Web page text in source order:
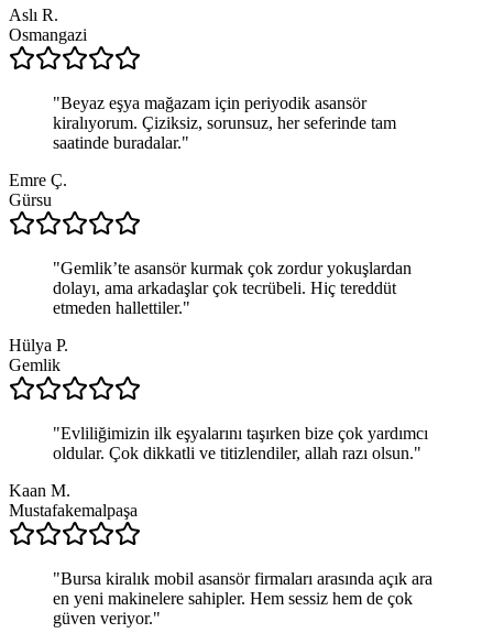
Aslı R.
Osmangazi
"Beyaz eşya mağazam için periyodik asansör
kiralıyorum. Çiziksiz, sorunsuz, her seferinde tam
saatinde buradalar."
Emre Ç.
Gürsu
"Gemlik’te asansör kurmak çok zordur yokuşlardan
dolayı, ama arkadaşlar çok tecrübeli. Hiç tereddüt
etmeden hallettiler."
Hülya P.
Gemlik
"Evliliğimizin ilk eşyalarını taşırken bize çok yardımcı
oldular. Çok dikkatli ve titizlendiler, allah razı olsun."
Kaan M.
Mustafakemalpaşa
"Bursa kiralık mobil asansör firmaları arasında açık ara
en yeni makinelere sahipler. Hem sessiz hem de çok
güven veriyor."